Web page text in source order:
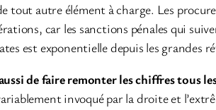
tout autre élément à charge. Les
car les sanctions pénales qui
est exponentielle depuis les grandes
de faire remonter les chiffres tous
invoqué par la droite et